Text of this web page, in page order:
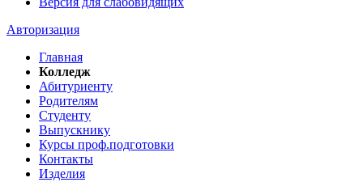
Авторизация
Главная
Колледж
Абитуриенту
Родителям
Студенту
Выпускнику
Курсы проф.подготовки
Контакты
Изделия